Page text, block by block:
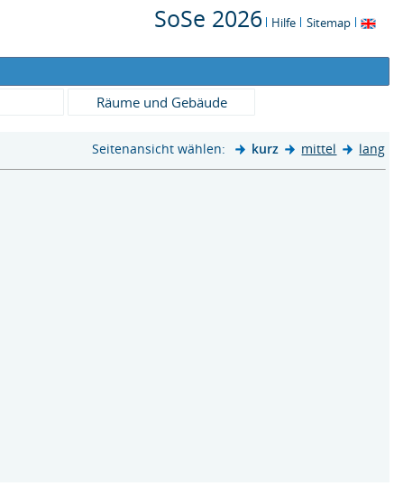
SoSe 2026 Hilfe Sitemap
Räume und Gebäude
Seitenansicht wählen: kurz mittel lang